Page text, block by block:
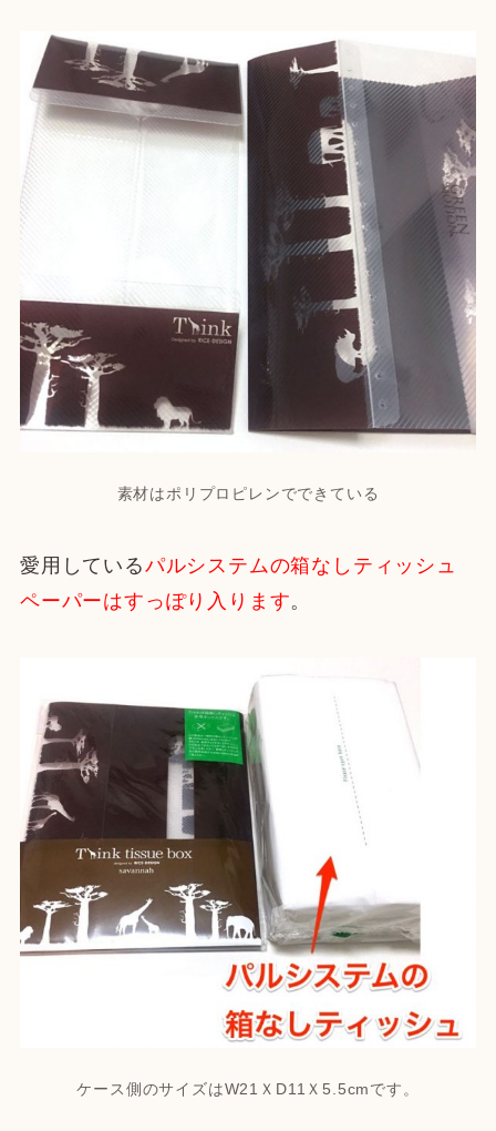
素材はポリプロピレンでできている
愛用しているパルシステムの箱なしティッシュ
ペーパーはすっぽり入ります。
ケース側のサイズはW21ＸD11Ｘ5.5cmです。